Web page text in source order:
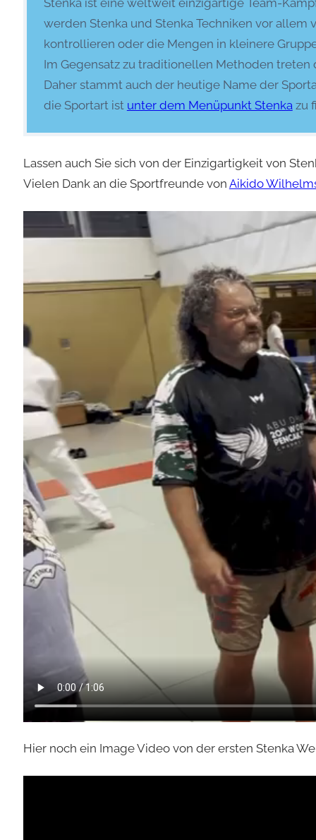
werden Stenka und Stenka Techniken vor
kontrollieren oder die Mengen in kleinere
Im Gegensatz zu traditionellen Methoden
Daher stammt auch der heutige Name der
die Sportart ist unter dem Menüpunkt Stenka zu
Lassen auch Sie sich von der Einzigartigkeit von
Vielen Dank an die Sportfreunde von Aikido
Hier noch ein Image Video von der ersten Stenka